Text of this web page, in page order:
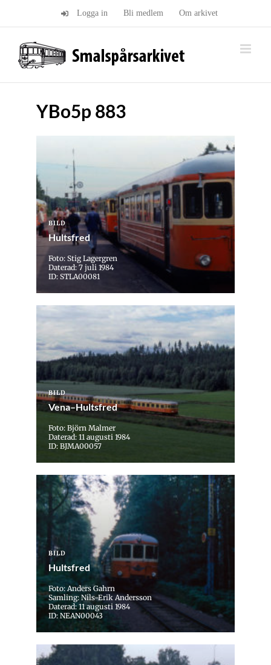
Logga in Bli medlem Om arkivet
YBo5p 883
BILD
Hultsfred
Foto: Stig Lagergren
Daterad: 7 juli 1984
ID: STLA00081
BILD
Vena–Hultsfred
Foto: Björn Malmer
Daterad: 11 augusti 1984
ID: BJMA00057
BILD
Hultsfred
Foto: Anders Gahrn
Samling: Nils-Erik Andersson
Daterad: 11 augusti 1984
ID: NEAN00043